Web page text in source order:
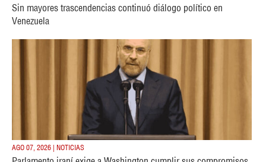
Sin mayores trascendencias continuó diálogo político en
Venezuela
AGO 07, 2026 | NOTICIAS